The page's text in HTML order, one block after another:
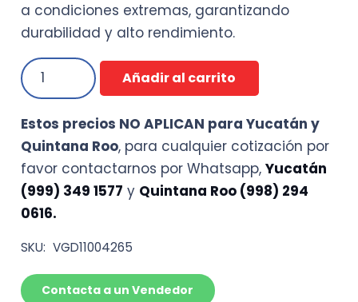
a condiciones extremas, garantizando
durabilidad y alto rendimiento.
CINTA
AFTC
INDUSTRIALES
SilverTape
5310
(12mm
x
1mm
x
33mts)
cantidad
Añadir al carrito
Estos precios NO APLICAN para Yucatán y
Quintana Roo, para cualquier cotización por
favor contactarnos por Whatsapp, Yucatán
(999) 349 1577 y Quintana Roo (998) 294
0616.
SKU: VGD11004265
Contacta a un Vendedor